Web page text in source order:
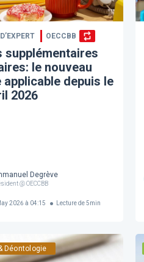
de Belgique Société Royale
OECCBB
supplémentaires
le nouveau
applicable depuis le
2026
Degrève
@ OECCBB
2026 à 04:15 Lecture de 5min
Déontologie